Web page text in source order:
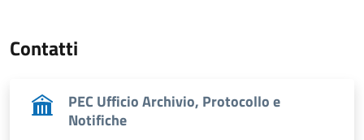
Contatti
PEC Ufficio Archivio, Protocollo e
Notifiche